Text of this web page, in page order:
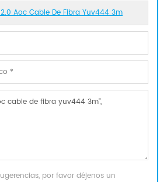
Aoc Cable De Fibra Yuv444 3m
por favor déjenos un